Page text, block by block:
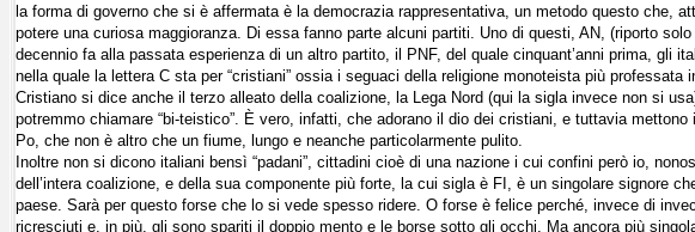
la forma di governo che si è affermata è la democrazia rappresentativa, un metodo questo che,
potere una curiosa maggioranza. Di essa fanno parte alcuni partiti. Uno di questi, AN, (riporto
decennio fa alla passata esperienza di un altro partito, il PNF, del quale cinquant’anni prima, gli
nella quale la lettera C sta per “cristiani” ossia i seguaci della religione monoteista più
Cristiano si dice anche il terzo alleato della coalizione, la Lega Nord (qui la sigla invece non si
potremmo chiamare “bi-teistico”. È vero, infatti, che adorano il dio dei cristiani, e tuttavia
Po, che non è altro che un fiume, lungo e neanche particolarmente pulito.
Inoltre non si dicono italiani bensì “padani”, cittadini cioè di una nazione i cui confini però io,
dell’intera coalizione, e della sua componente più forte, la cui sigla è FI, è un singolare signore
paese. Sarà per questo forse che lo si vede spesso ridere. O forse è felice perché, invece di
ricresciuti e, in più, gli sono spariti il doppio mento e le borse sotto gli occhi. Ma ancora più